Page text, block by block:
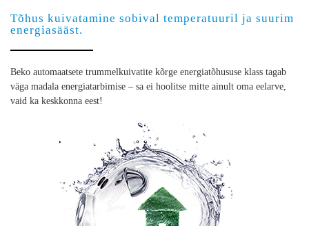
Tõhus kuivatamine sobival temperatuuril ja suurim
energiasääst.
Beko automaatsete trummelkuivatite kõrge energiatõhususe klass tagab
väga madala energiatarbimise – sa ei hoolitse mitte ainult oma eelarve,
vaid ka keskkonna eest!